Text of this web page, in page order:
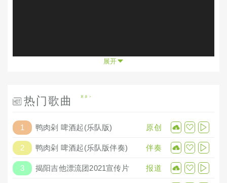
展开
热门歌曲 更多
1 鸭肉剁 啤酒起(乐队版) 原创
2 鸭肉剁 啤酒起(乐队版伴奏) 伴奏
3 揭阳吉他漂流团2021宣传片 报道